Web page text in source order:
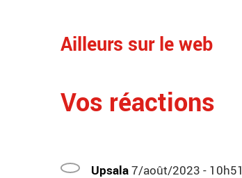
Ailleurs sur le web
Vos réactions
Upsala7/août/2023 - 10h51